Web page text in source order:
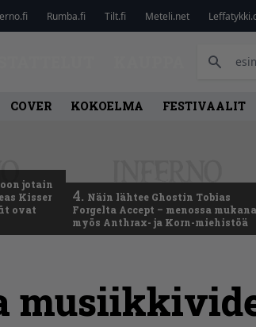
Rumba.fi Tilt.fi Meteli.net
COVER KOKOELMA FESTIVAALIT
jotain
Kisser
ovat
4. Näin lähtee Ghostin Tobias
Forgelta Accept – menossa mukana
myös Anthrax- ja Korn-miehistöä